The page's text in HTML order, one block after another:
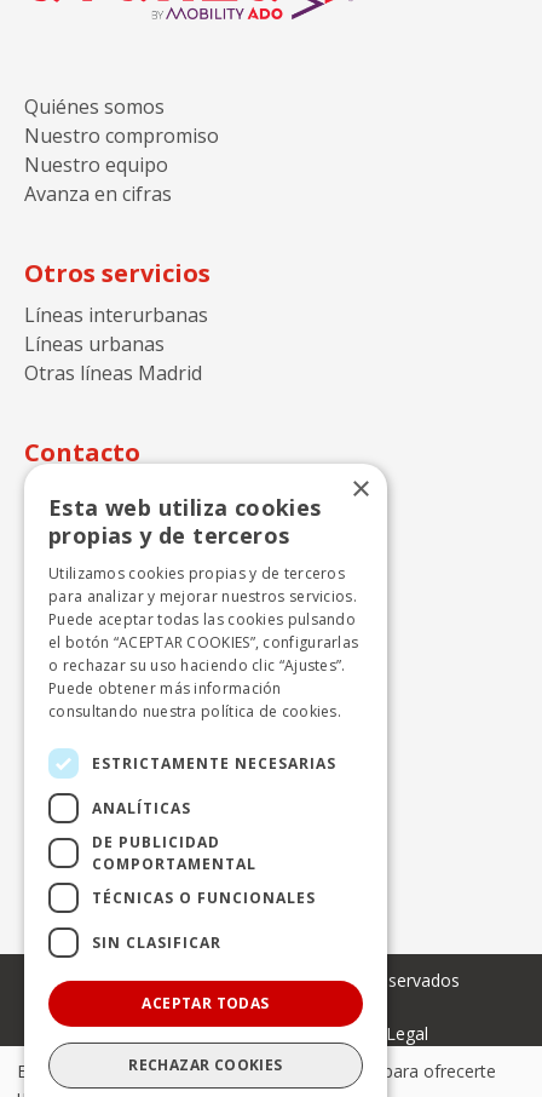
Avanza
Quiénes somos
Nuestro compromiso
Nuestro equipo
Avanza en cifras
Otros servicios
Líneas interurbanas
Líneas urbanas
Otras líneas Madrid
Contacto
Autocares Julián de Castro S.A.
Calle Perdiz n.15
28270 Colmenarejo - Madrid
+ 34 918424646
info.cercanias.madrid@avanzagrupo.com
Autocares Beltrán, S.A.
Polígono Industrial el Lanchar, naves 1 y 2
28213 Colmenar del Arroyo - Madrid
+ 34 918651120
info.cercanias.madrid@avanzagrupo.com
© 2024 Avanza. Todos los derechos reservados
Pie
de
Declaración de accesibilidad
Aviso Legal
Política de privacidad
Política de cookies
Política de Seguridad de la Información
Mapa del sitio
Esta web utiliza cookies propias y de terceros, para ofrecerte
×
Esta web utiliza cookies
propias y de terceros
Utilizamos cookies propias y de terceros
para analizar y mejorar nuestros servicios.
Puede aceptar todas las cookies pulsando
el botón “ACEPTAR COOKIES”, configurarlas
o rechazar su uso haciendo clic “Ajustes”.
Puede obtener más información
consultando nuestra política de cookies.
ESTRICTAMENTE NECESARIAS
ANALÍTICAS
DE PUBLICIDAD
COMPORTAMENTAL
TÉCNICAS O FUNCIONALES
SIN CLASIFICAR
ACEPTAR TODAS
RECHAZAR COOKIES